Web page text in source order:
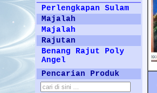
Perlengkapan Sulam
Majalah
Majalah
Rajutan
Benang Rajut Poly
Angel
Pencarian Produk